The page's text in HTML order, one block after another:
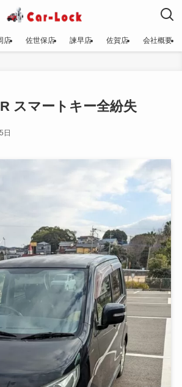
店 佐世保店 諫早店 佐賀店 会社概要
スマートキー全紛失
日